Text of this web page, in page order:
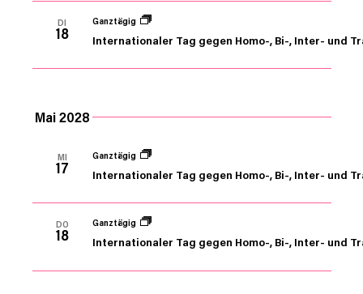
DI
18
Ganztägig
Internationaler Tag gegen Homo-, Bi-, Inter- und
Mai 2028
MI
17
Ganztägig
Internationaler Tag gegen Homo-, Bi-, Inter- und
DO
18
Ganztägig
Internationaler Tag gegen Homo-, Bi-, Inter- und